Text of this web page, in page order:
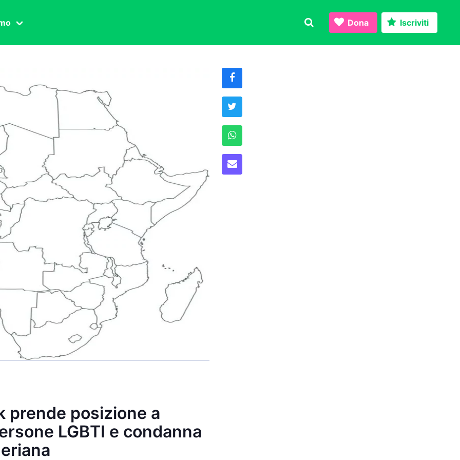
Dona Iscriviti
prende posizione a
LGBTI e condanna